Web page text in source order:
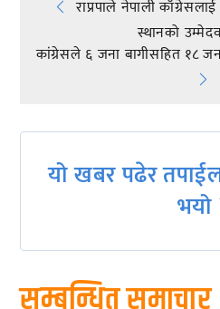
Post
navigation
राप्रपाले नेपाली
स्थानको
कांग्रेसले ६ जना बागीसहित १८
यो खबर पढेर
भयो